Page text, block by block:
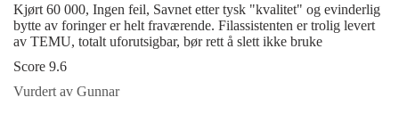
Kjørt 60 000, Ingen feil, Savnet etter tysk "kvalitet" og evinderlig
bytte av foringer er helt fraværende. Filassistenten er trolig levert
av TEMU, totalt uforutsigbar, bør rett å slett ikke bruke
Score 9.6
Vurdert av Gunnar